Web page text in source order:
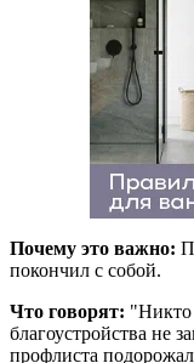
Почему это важно:
покончил с собой.
Что говорят: "Никто
благоустройства не
профлиста